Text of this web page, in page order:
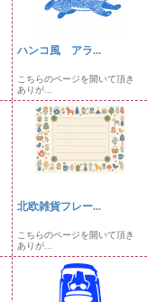
ハンコ風 アラ...
こちらのページを開いて頂き
ありが...
北欧雑貨フレー...
こちらのページを開いて頂き
ありが...